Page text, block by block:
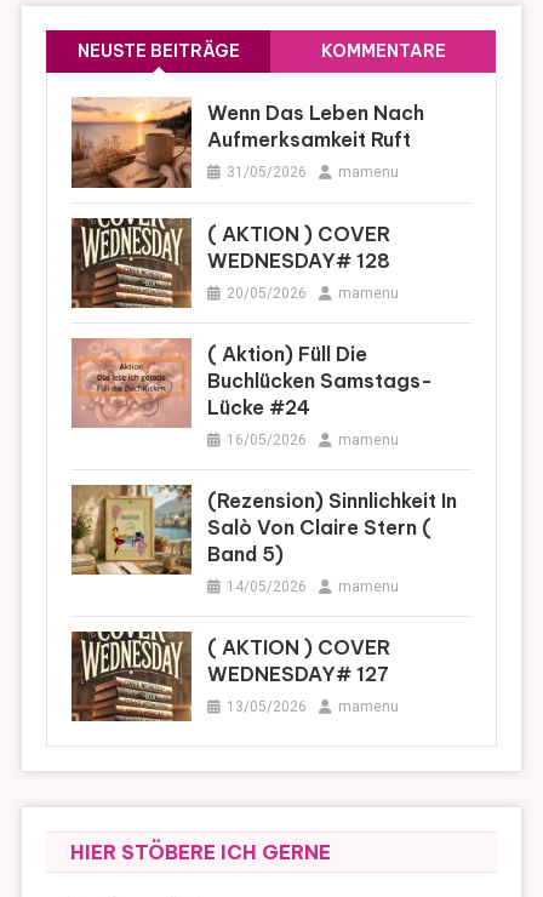
NEUSTE BEITRÄGE KOMMENTARE
Wenn Das Leben Nach
Aufmerksamkeit Ruft
31/05/2026 mamenu
( AKTION ) COVER
WEDNESDAY# 128
20/05/2026 mamenu
( Aktion) Füll Die
Buchlücken Samstags-
Lücke #24
16/05/2026 mamenu
(Rezension) Sinnlichkeit In
Salò Von Claire Stern (
Band 5)
14/05/2026 mamenu
( AKTION ) COVER
WEDNESDAY# 127
13/05/2026 mamenu
HIER STÖBERE ICH GERNE